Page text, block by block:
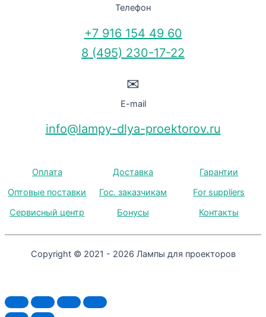
Телефон
+7 916 154 49 60
8 (495) 230-17-22
✉
E-mail
info@lampy-dlya-proektorov.ru
Оплата Доставка
Гарантии
Оптовые поставки
Гос. заказчикам
For suppliers
Сервисный центр
Бонусы Контакты
Copyright © 2021 - 2026 Лампы для проекторов